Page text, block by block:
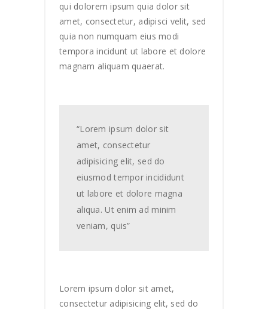
qui dolorem ipsum quia dolor sit
amet, consectetur, adipisci velit, sed
quia non numquam eius modi
tempora incidunt ut labore et dolore
magnam aliquam quaerat.
“Lorem ipsum dolor sit
amet, consectetur
adipisicing elit, sed do
eiusmod tempor incididunt
ut labore et dolore magna
aliqua. Ut enim ad minim
veniam, quis”
Lorem ipsum dolor sit amet,
consectetur adipisicing elit, sed do